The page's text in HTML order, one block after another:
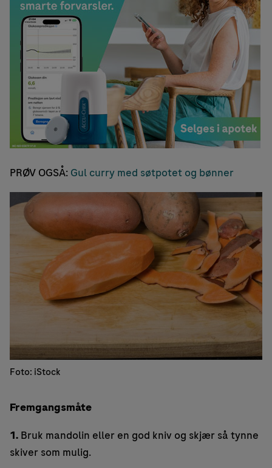
PRØV OGSÅ: Gul curry med søtpotet og bønner
Foto: iStock
Fremgangsmåte
1. Bruk mandolin eller en god kniv og skjær så tynne
skiver som mulig.